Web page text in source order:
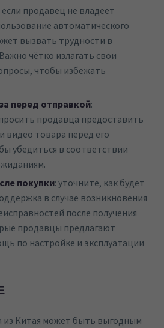
если продавец не владеет
автоматического
вызвать трудности в
чётко излагать свои
чтобы избежать
перед отправкой:
продавца предоставить
видео товара перед его
убедиться в соответствии
покупки: уточните, как будет
в случае возникновения
после получения
продавцы предлагают
по настройке и эксплуатации
из Китая может быть выгодным